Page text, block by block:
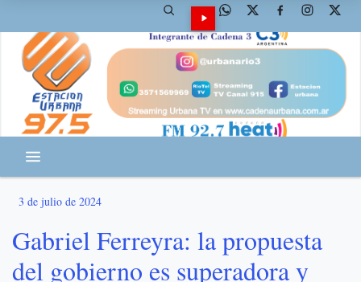
3 de julio de 2024
Gabriel Ferreyra: la propuesta
del gobierno es superadora y